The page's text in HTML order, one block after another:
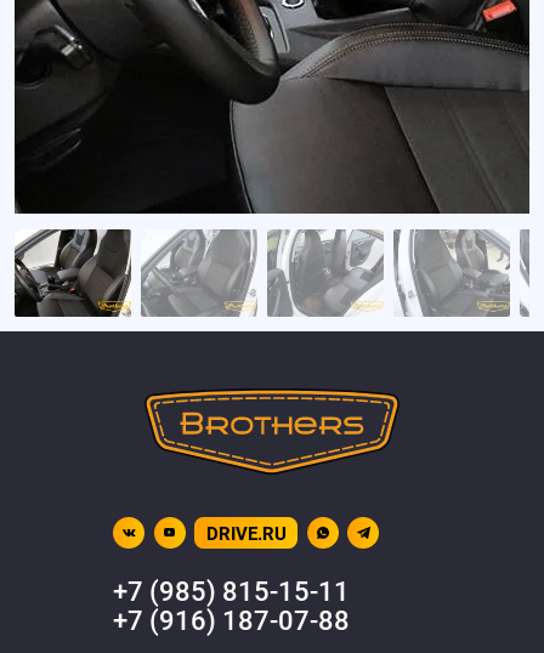
DRIVE.RU
+7 (985) 815-15-11
+7 (916) 187-07-88